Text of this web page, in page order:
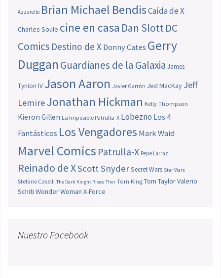
Azzarello Brian Michael BendisCaída de X
Charles Soule cine en casa Dan SlottDC
Comics Destino de X Donny Cates Gerry
Duggan Guardianes de la Galaxia James
Tynion IV Jason Aaron Javier Garrón Jed MacKay Jeff
LemireJonathan Hickman Kelly Thompson
Kieron Gillen La Imposible Patrulla-X Lobezno Los 4
Fantásticos Los Vengadores Mark Waid
Marvel Comics Patrulla-X Pepe Larraz
Reinado de XScott SnyderSecret Wars Star Wars
Stefano Caselli The Dark Knight Rises Thor Tom King Tom TaylorValerio
Schiti Wonder Woman X-Force
Nuestro Facebook